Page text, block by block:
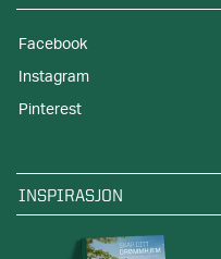
Facebook
Instagram
Pinterest
INSPIRASJON